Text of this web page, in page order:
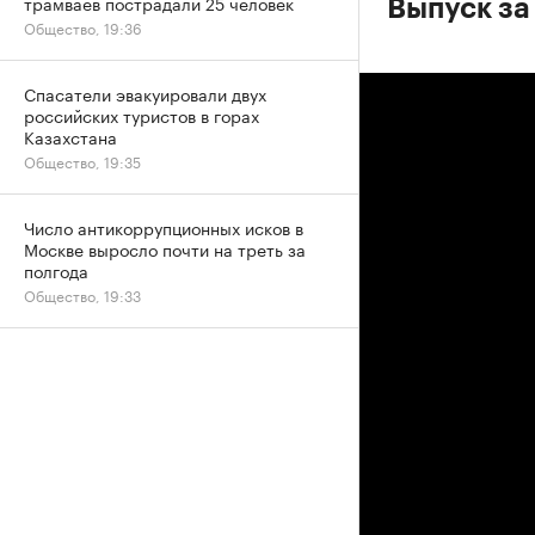
Выпуск
Общество, 19:36
Спасатели эвакуировали двух
российских туристов в горах
Казахстана
Общество, 19:35
Число антикоррупционных исков в
Москве выросло почти на треть за
полгода
Общество, 19:33